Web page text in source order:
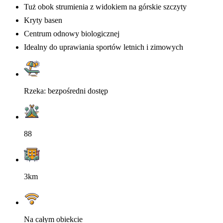
Tuż obok strumienia z widokiem na górskie szczyty
Kryty basen
Centrum odnowy biologicznej
Idealny do uprawiania sportów letnich i zimowych
Rzeka: bezpośredni dostęp
88
3km
Na całym obiekcie